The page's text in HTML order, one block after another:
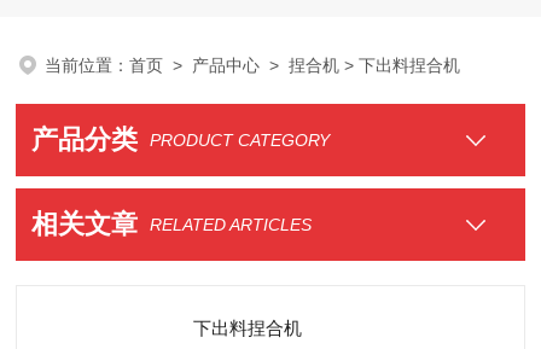
当前位置：首页 > 产品中心 >捏合机 > 下出料捏合机
产品分类 PRODUCT CATEGORY
相关文章 RELATED ARTICLES
下出料捏合机